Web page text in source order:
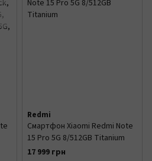
Redmi
Смартфон Xiaomi Redmi Note
15 Pro 5G 8/512GB Titanium
17 999 грн